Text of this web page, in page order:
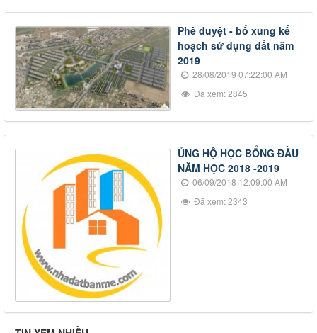
Phê duyệt - bổ xung kế
hoạch sử dụng đất năm
2019
28/08/2019 07:22:00 AM
Đã xem: 2845
ỦNG HỘ HỌC BỔNG ĐẦU
NĂM HỌC 2018 -2019
06/09/2018 12:09:00 AM
Đã xem: 2343